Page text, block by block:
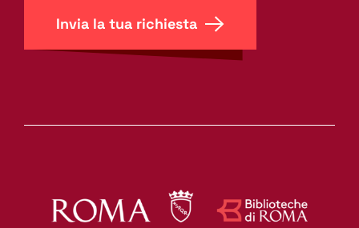
Invia la tua richiesta